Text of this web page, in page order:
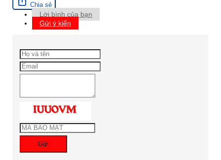
Chia sẻ
Lời bình của bạn
Gửi ý kiến
Gửi